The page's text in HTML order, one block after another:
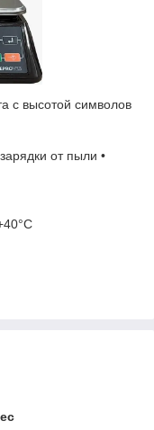
с высотой символов
от пыли •